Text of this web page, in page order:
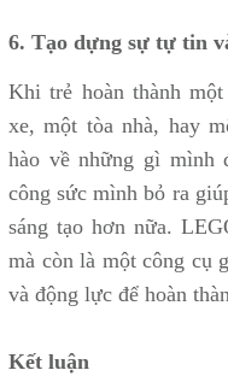
6. Tạo dựng sự tự tin
Khi trẻ hoàn thành
xe, một tòa nhà, hay
hào về những gì mình
công sức mình bỏ ra
sáng tạo hơn nữa.
mà còn là một công cụ
và động lực để hoàn
Kết luận